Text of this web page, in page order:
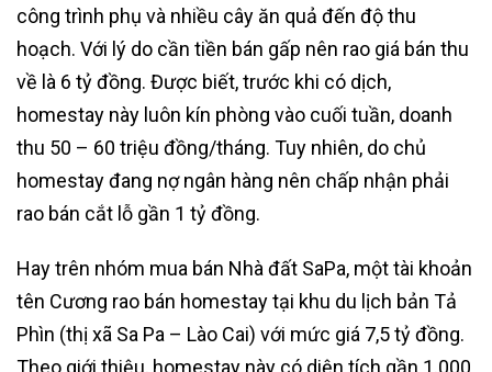
công trình phụ và nhiều cây ăn quả đến độ thu
hoạch. Với lý do cần tiền bán gấp nên rao giá bán thu
về là 6 tỷ đồng. Được biết, trước khi có dịch,
homestay này luôn kín phòng vào cuối tuần, doanh
thu 50 – 60 triệu đồng/tháng. Tuy nhiên, do chủ
homestay đang nợ ngân hàng nên chấp nhận phải
rao bán cắt lỗ gần 1 tỷ đồng.
Hay trên nhóm mua bán Nhà đất SaPa, một tài khoản
tên Cương rao bán homestay tại khu du lịch bản Tả
Phìn (thị xã Sa Pa – Lào Cai) với mức giá 7,5 tỷ đồng.
Theo giới thiệu, homestay này có diện tích gần 1.000